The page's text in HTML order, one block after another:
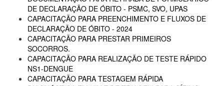
DE DECLARAÇÃO DE ÓBITO - PSMC, SVO, UPAS
CAPACITAÇÃO PARA PREENCHIMENTO E FLUXOS DE
DECLARAÇÃO DE ÓBITO - 2024
CAPACITAÇÃO PARA PRESTAR PRIMEIROS
SOCORROS.
CAPACITAÇÃO PARA REALIZAÇÃO DE TESTE RÁPIDO
NS1-DENGUE
CAPACITAÇÃO PARA TESTAGEM RÁPIDA